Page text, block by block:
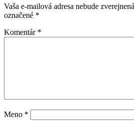
Vaša e-mailová adresa nebude
označené *
Komentár *
Meno *